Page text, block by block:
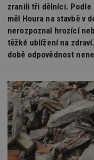
zranili tři dělníci. Podle
měl Houra na stavbě v
nerozpoznal hrozící
těžké ublížení na
době odpovědnost